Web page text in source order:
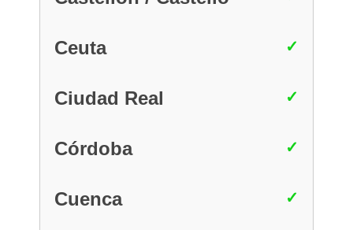
Ceuta
Ciudad Real
Córdoba
Cuenca